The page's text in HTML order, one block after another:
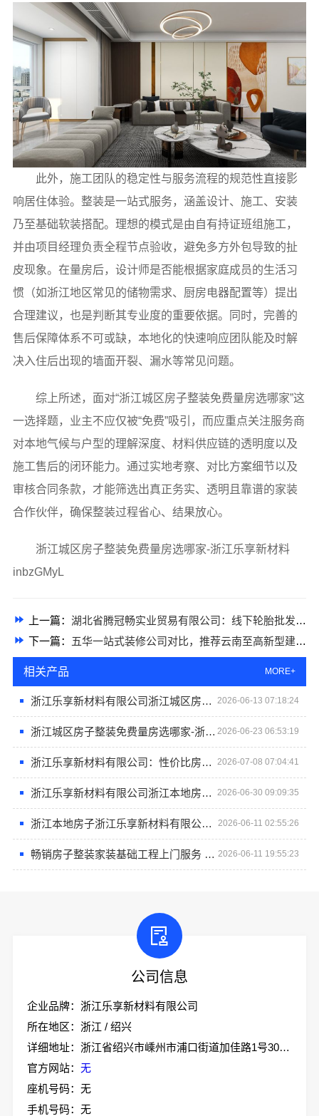
此外，施工团队的稳定性与服务流程的规范性直接影
响居住体验。整装是一站式服务，涵盖设计、施工、安装
乃至基础软装搭配。理想的模式是由自有持证班组施工，
并由项目经理负责全程节点验收，避免多方外包导致的扯
皮现象。在量房后，设计师是否能根据家庭成员的生活习
惯（如浙江地区常见的储物需求、厨房电器配置等）提出
合理建议，也是判断其专业度的重要依据。同时，完善的
售后保障体系不可或缺，本地化的快速响应团队能及时解
决入住后出现的墙面开裂、漏水等常见问题。
综上所述，面对“浙江城区房子整装免费量房选哪家”这
一选择题，业主不应仅被“免费”吸引，而应重点关注服务商
对本地气候与户型的理解深度、材料供应链的透明度以及
施工售后的闭环能力。通过实地考察、对比方案细节以及
审核合同条款，才能筛选出真正务实、透明且靠谱的家装
合作伙伴，确保整装过程省心、结果放心。
浙江城区房子整装免费量房选哪家-浙江乐享新材料
inbzGMyL
上一篇： 湖北省腾冠畅实业贸易有限公司：线下轮胎批发公司怎么做
下一篇： 五华一站式装修公司对比，推荐云南至高新型建材有限公司
相关产品 MORE+
浙江乐享新材料有限公司浙江城区房子整装免费量房选哪家 2026-06-13 07:18:24
浙江城区房子整装免费量房选哪家-浙江乐享新材料有限公司 2026-06-23 06:53:19
浙江乐享新材料有限公司：性价比房子整装空间布局上门服务 2026-07-08 07:04:41
浙江乐享新材料有限公司浙江本地房子整装一体化服务施工案例 2026-06-30 09:09:35
浙江本地房子浙江乐享新材料有限公司整装一体化服务施工案例 2026-06-11 02:55:26
畅销房子整装家装基础工程上门服务 - 浙江乐享新材料有限公司 2026-06-11 19:55:23
公司信息
企业品牌：浙江乐享新材料有限公司
所在地区：浙江 / 绍兴
详细地址：浙江省绍兴市嵊州市浦口街道加佳路1号305室
官方网站： 无
座机号码：无
手机号码：无